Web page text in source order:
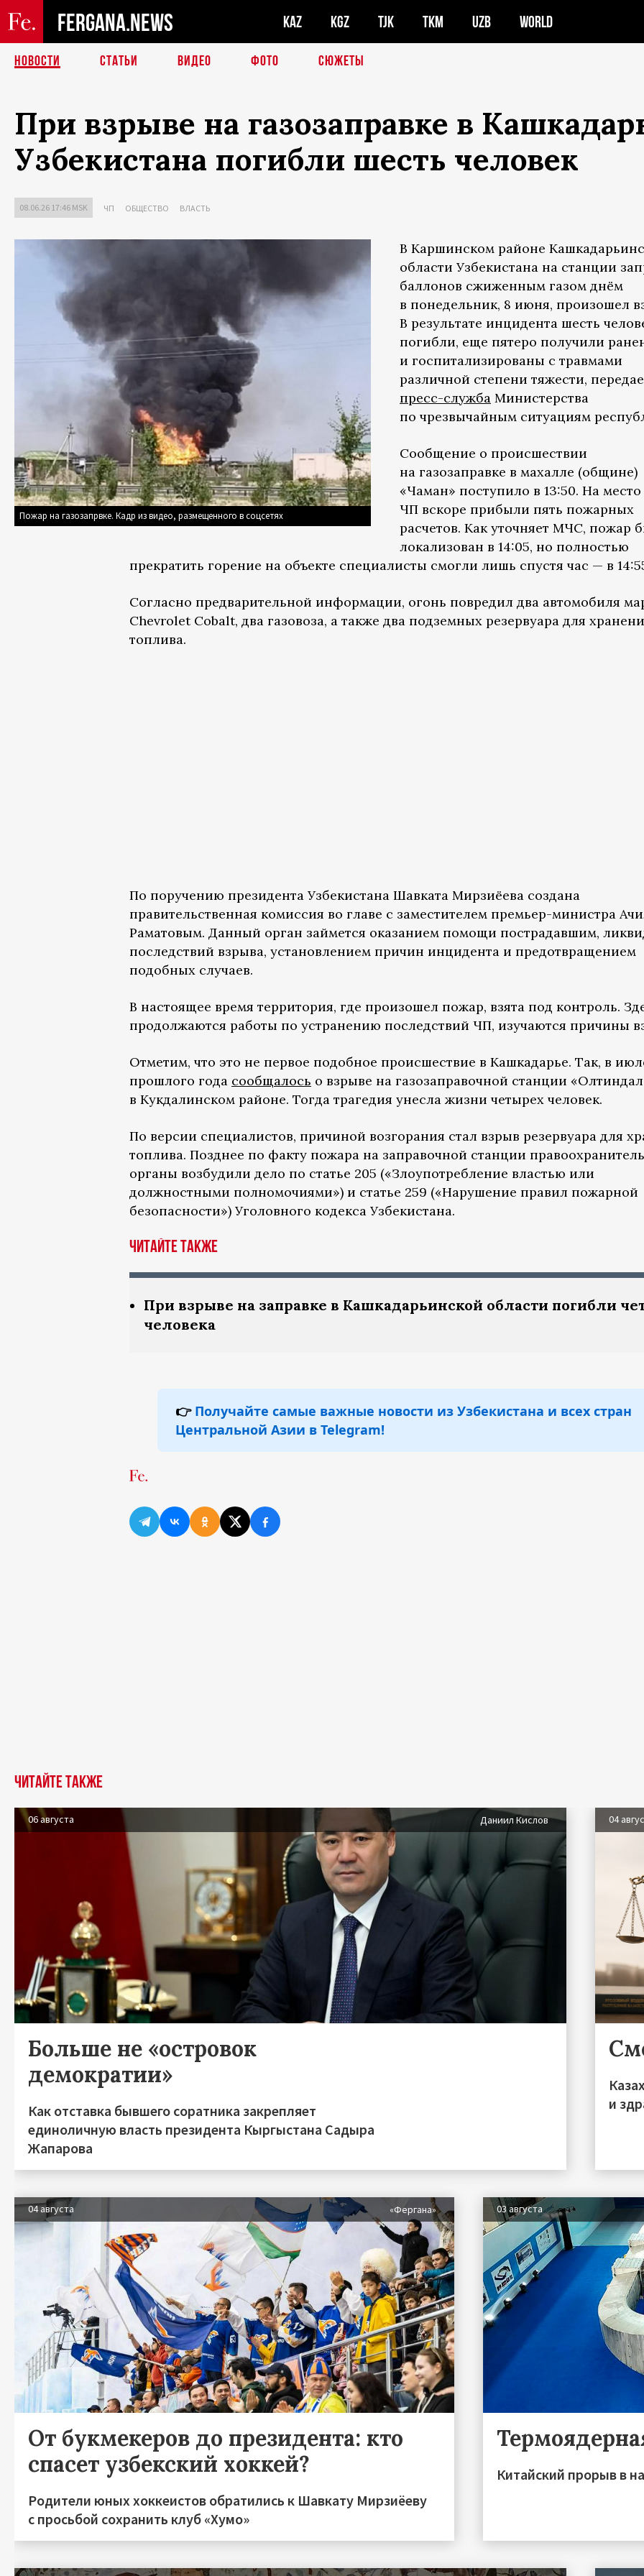
FERGANA.NEWS KAZ KGZ TJK TKM UZB WORLD
НОВОСТИ СТАТЬИ ВИДЕО ФОТО СЮЖЕТЫ
При взрыве на газозаправке в
Узбекистана погибли шесть человек
08.06.26 17:46 MSK ЧП ОБЩЕСТВО ВЛАСТЬ
Пожар на газозапрвке. Кадр из видео, размещенного в соцсетях
В Каршинском районе
области Узбекистана на станции
баллонов сжиженным газом днём
в понедельник, 8 июня, произошел
В результате инцидента шесть
погибли, еще пятеро получили
и госпитализированы с травмами
различной степени тяжести,
пресс-служба Министерства
по чрезвычайным ситуациям
Сообщение о происшествии
на газозаправке в махалле (общине)
«Чаман» поступило в 13:50. На место
ЧП вскоре прибыли пять пожарных
расчетов. Как уточняет МЧС, пожар
локализован в 14:05, но полностью
прекратить горение на объекте специалисты смогли лишь спустя час — в
Согласно предварительной информации, огонь повредил два автомобиля
Chevrolet Cobalt, два газовоза, а также два подземных резервуара для
топлива.
По поручению президента Узбекистана Шавката Мирзиёева создана
правительственная комиссия во главе с заместителем премьер-министра
Раматовым. Данный орган займется оказанием помощи пострадавшим,
последствий взрыва, установлением причин инцидента и предотвращением
подобных случаев.
В настоящее время территория, где произошел пожар, взята под контроль.
продолжаются работы по устранению последствий ЧП, изучаются причины
Отметим, что это не первое подобное происшествие в Кашкадарье. Так, в
прошлого года сообщалось о взрыве на газозаправочной станции
в Кукдалинском районе. Тогда трагедия унесла жизни четырех человек.
По версии специалистов, причиной возгорания стал взрыв резервуара для
топлива. Позднее по факту пожара на заправочной станции
органы возбудили дело по статье 205 («Злоупотребление властью или
должностными полномочиями») и статье 259 («Нарушение правил пожарной
безопасности») Уголовного кодекса Узбекистана.
Читайте также
При взрыве на заправке в Кашкадарьинской области погибли
человека
👉 Получайте самые важные новости из Узбекистана и всех стран
Центральной Азии в Telegram!
Читайте также
06 августа Даниил Кислов
Больше не «островок
демократии»
Как отставка бывшего соратника закрепляет
единоличную власть президента Кыргыстана Садыра
Жапарова
04
и
04 августа «Фергана»
От букмекеров до президента: кто
спасет узбекский хоккей?
Родители юных хоккеистов обратились к Шавкату Мирзиёеву
с просьбой сохранить клуб «Хумо»
03 августа
Китайский прорыв в